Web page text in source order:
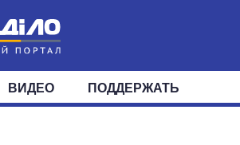
ВИДЕО ПОДДЕРЖАТЬ